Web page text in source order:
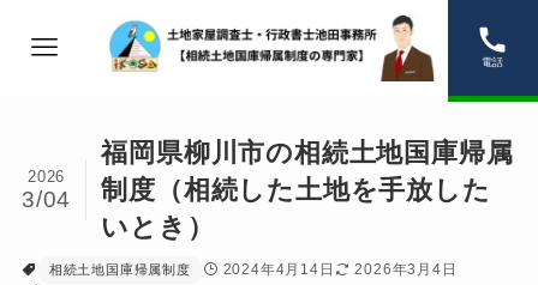
電話
福岡県柳川市の相続土地国庫帰属
制度（相続した土地を手放した
いとき）
2026
3/04
相続土地国庫帰属制度 2024年4月14日
2026年3月4日